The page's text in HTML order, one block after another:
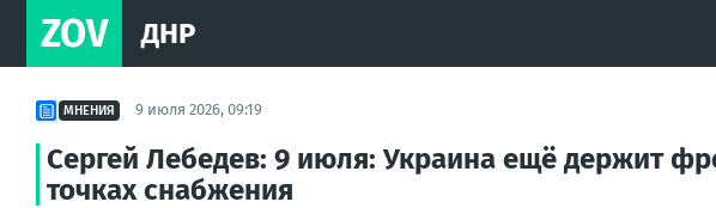
ZOV ДНР
МНЕНИЯ 9 июля 2026, 09:19
Сергей Лебедев: 9 июля: Украина ещё держит
точках снабжения